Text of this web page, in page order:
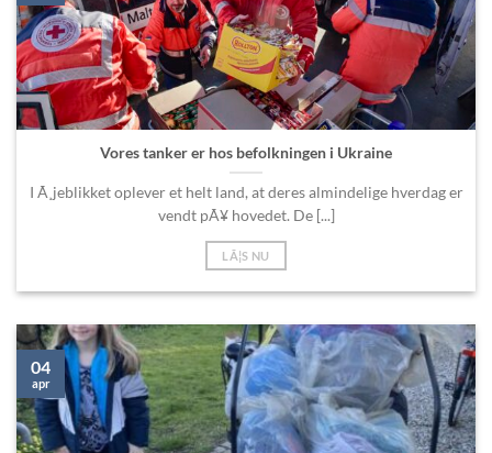
Vores tanker er hos befolkningen i Ukraine
I Ã¸jeblikket oplever et helt land, at deres almindelige hverdag er
vendt pÃ¥ hovedet. De [...]
LÃ¦S NU
04
apr